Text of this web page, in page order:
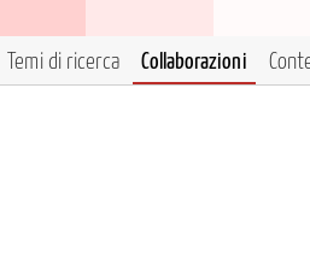
Temi di ricerca Collaborazioni